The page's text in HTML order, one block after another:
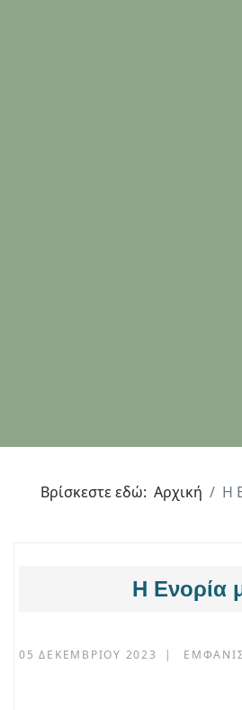
Βρίσκεστε εδώ: Αρχική Η
Η Ενορία
05 ΔΕΚΕΜΒΡΊΟΥ 2023